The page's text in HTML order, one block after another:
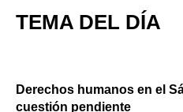
TEMA DEL DÍA
Derechos humanos en el
cuestión pendiente